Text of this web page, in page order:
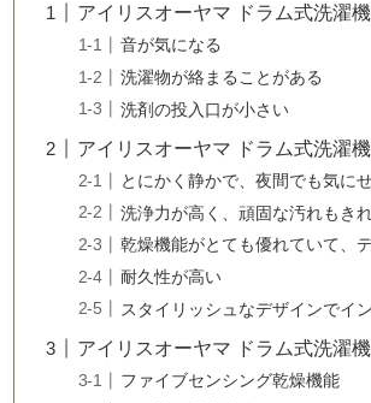
アイリスオーヤマ ドラム式洗濯
音が気になる
洗濯物が絡まることがある
洗剤の投入口が小さい
アイリスオーヤマ ドラム式洗濯
とにかく静かで、夜間でも気に
洗浄力が高く、頑固な汚れもき
乾燥機能がとても優れていて、
耐久性が高い
スタイリッシュなデザインでイ
アイリスオーヤマ ドラム式洗濯
ファイブセンシング乾燥機能